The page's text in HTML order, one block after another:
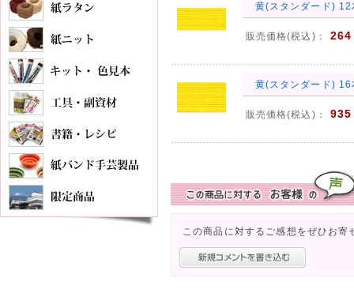
黄(スタンダード)
販売価格(税込)： 264
黄(スタンダード)
販売価格(税込)： 935
この商品に対するご感想をぜひお寄